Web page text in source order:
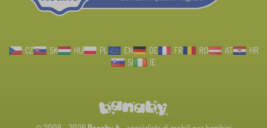
CZ SK HU PL EN DE FR RO AT
HR
SI
IE